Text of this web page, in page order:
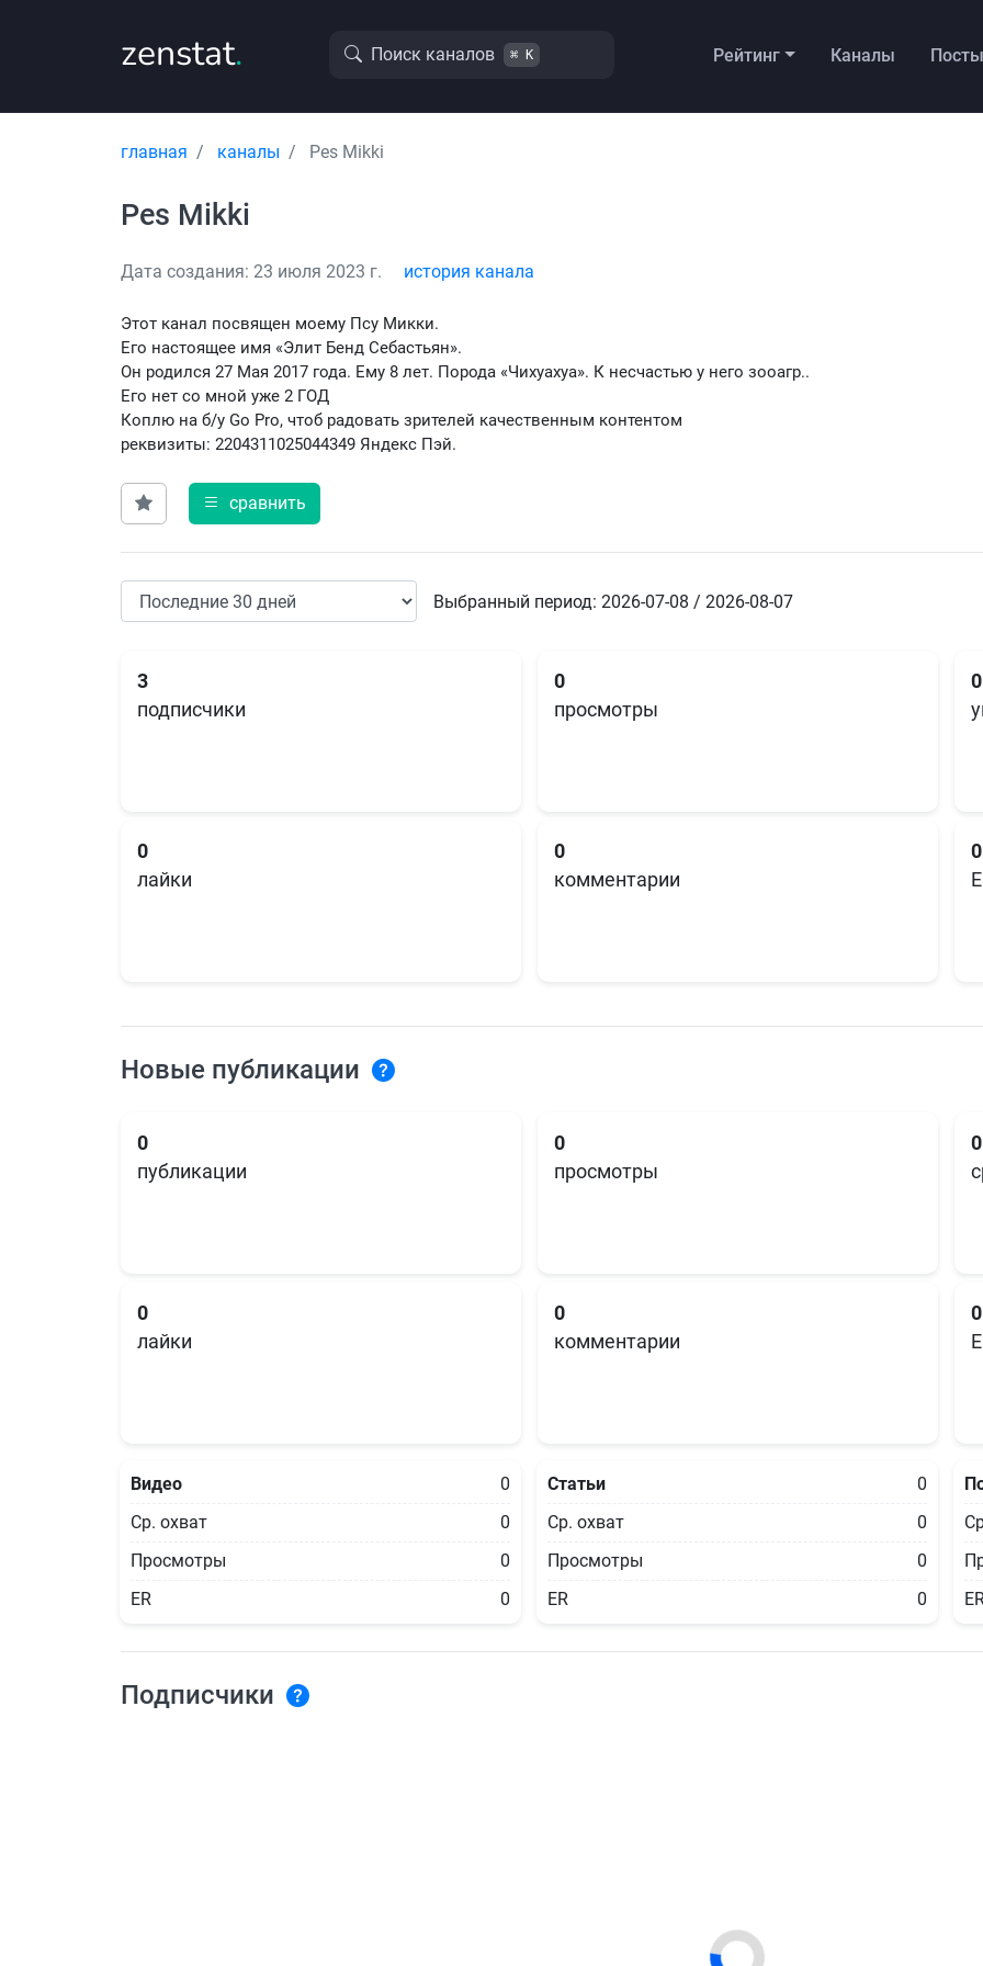
zenstat. Поиск каналов ⌘ K Рейтинг Каналы Посты
главная каналы Pes Mikki
Pes Mikki
Дата создания: 23 июля 2023 г. история канала
Этот канал посвящен моему Псу Микки.
Его настоящее имя «Элит Бенд Себастьян».
Он родился 27 Мая 2017 года. Ему 8 лет. Порода «Чихуахуа». К несчастью у него зооагр..
Его нет со мной уже 2 ГОД
Коплю на б/у Go Pro, чтоб радовать зрителей качественным контентом
реквизиты: 2204311025044349 Яндекс Пэй.
сравнить
Выбранный период: 2026-07-08 / 2026-08-07
3
подписчики
0
просмотры
0
0
лайки
0
комментарии
0
Новые публикации
0
публикации
0
просмотры
0
0
лайки
0
комментарии
0
Видео
0
Ср. охват
0
Просмотры
0
ER
0
Статьи
0
Ср. охват
0
Просмотры
0
ER
0
Подписчики